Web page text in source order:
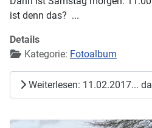
ist denn das? ...
Details
Kategorie: Fotoalbum
Weiterlesen: 11.02.2017...